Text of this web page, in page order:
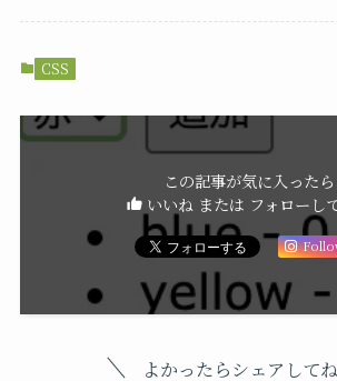
CSS
この記事が気に入ったら
いいね または フォローし
よかったらシェアしてね